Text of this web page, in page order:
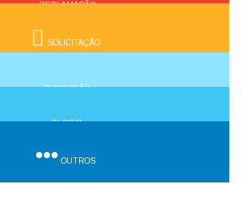
RECLAMAÇÃO
SOLICITAÇÃO
SUGESTÃO
ELOGIO
OUTROS